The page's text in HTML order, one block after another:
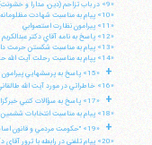
«9» در باب تزاحم (دين، مدارا و خشونت)
«10» پيام به مناسبت شهادت مظلومانه سپهبد صياد شيرازي
«11» پيرامون نظارت استصوابي
«12» پاسخ به نامه آقاي دكتر عبدالكريم سروش (1)
«13» پيام به مناسبت شكستن حرمت دانشگاه و دانشجو
«14» پپام به مناسبت رحلت آيت الله حاج آقا مهدي حائري (ره)
+
«15» پاسخ به پرسشهايي پيرامون "خشونت يا تسامح و تساهل"
«16» خاطراتي در مورد آيت الله طالقاني
+
«17» پاسخ به سؤالات كتبي خبرگزاري رويتر و روزنامه گاردين
«18» پيام به مناسبت انتخابات ششمين دوره مجلس شوراي اسلامي
+
«19» "حكومت مردمي و قانون اساسي"
«20» پيام تلفني در رابطه با ترور آقاي دكتر سعيد حجاريان